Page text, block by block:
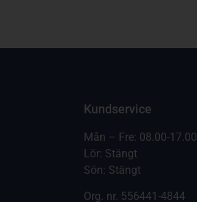
Kundservice
Mån – Fre: 08.00-17.00
Lör: Stängt
Sön: Stängt
Org. nr. 556441-4844